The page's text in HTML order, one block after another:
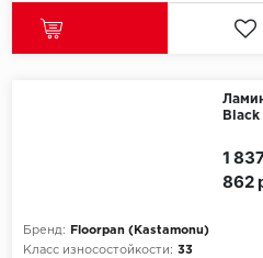
Бренд:
Floorpan (Kastamonu)
Класс износостойкости: 33
862
1